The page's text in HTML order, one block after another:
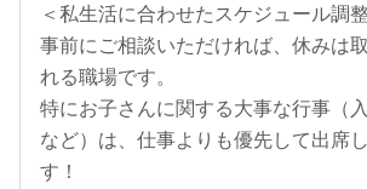
＜私生活に合わせたスケジュール調
事前にご相談いただければ、休みは
れる職場です。
特にお子さんに関する大事な行事（
など）は、仕事よりも優先して出席
す！